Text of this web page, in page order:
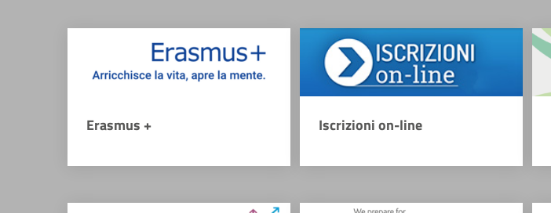
Erasmus + Iscrizioni on-line